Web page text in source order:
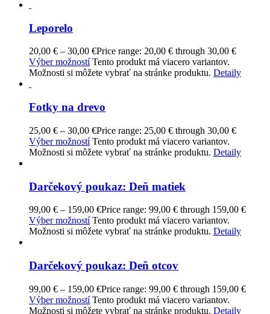
Leporelo
20,00 € – 30,00 €Price range: 20,00 € through 30,00 €
Výber možností Tento produkt má viacero variantov.
Možnosti si môžete vybrať na stránke produktu. Detaily
Fotky na drevo
25,00 € – 30,00 €Price range: 25,00 € through 30,00 €
Výber možností Tento produkt má viacero variantov.
Možnosti si môžete vybrať na stránke produktu. Detaily
Darčekový poukaz: Deň matiek
99,00 € – 159,00 €Price range: 99,00 € through 159,00 €
Výber možností Tento produkt má viacero variantov.
Možnosti si môžete vybrať na stránke produktu. Detaily
Darčekový poukaz: Deň otcov
99,00 € – 159,00 €Price range: 99,00 € through 159,00 €
Výber možností Tento produkt má viacero variantov.
Možnosti si môžete vybrať na stránke produktu. Detaily